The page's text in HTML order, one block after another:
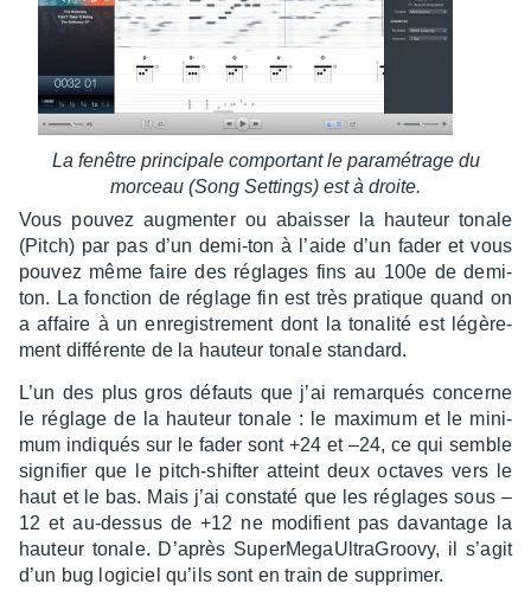
La fenêtre prin­ci­pale compor­tant le para­mé­trage du
morceau (Song Settings) est à droite.
Vous pouvez augmen­ter ou abais­ser la hauteur tonale
(Pitch) par pas d’un demi-ton à l’aide d’un fader et vous
pouvez même faire des réglages fins au 100e de demi-
ton. La fonc­tion de réglage fin est très pratique quand on
a affaire à un enre­gis­tre­ment dont la tona­lité est légè­re­
ment diffé­rente de la hauteur tonale stan­dard.
L’un des plus gros défauts que j’ai remarqués concerne
le réglage de la hauteur tonale : le maxi­mum et le mini­
mum indiqués sur le fader sont +24 et –24, ce qui semble
signi­fier que le pitch-shif­ter atteint deux octaves vers le
haut et le bas. Mais j’ai constaté que les réglages sous –
12 et au-dessus de +12 ne modi­fient pas davan­tage la
hauteur tonale. D’après Super­Me­gaUl­tra­Groovy, il s’agit
d’un bug logi­ciel qu’ils sont en train de suppri­mer.